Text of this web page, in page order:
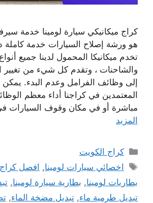
كراج ميكانيكي سيارة لومينا خدمة
هو ورشة إصلاح السيارات خدمة كاملة
تخدم ميكانيكا المحمول لدينا جميع
والشاحنات ، وتقدم كل شيء من
إلى وظائف الفرامل وعدم البدء. يمكن
المعتمدين في كراجنا أداء معظم
مباشرة أو في مكان وقوف السيارات
المزيد
التصنيفات
كراج الكويت
الوسوم
اخصائي سيارات لومينا, افصل كراج
بطاريات لومينا, بطارية سيارة لومينا,
تبديل طرمية ماء, تبديل مضخة الماء,